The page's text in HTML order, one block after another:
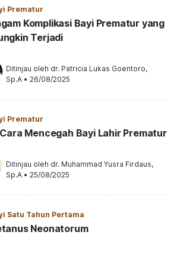
Prematur
Komplikasi Bayi Prematur yang
Terjadi
Ditinjau oleh dr. Patricia Lukas Goentoro,
Sp.A • 26/08/2025
Prematur
Cara Mencegah Bayi Lahir Prematur
Ditinjau oleh dr. Muhammad Yusra Firdaus,
Sp.A • 25/08/2025
Satu Tahun Pertama
Neonatorum